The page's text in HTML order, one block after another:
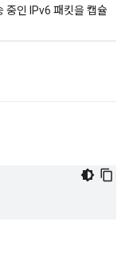
인 IPv6 패킷을 캡슐